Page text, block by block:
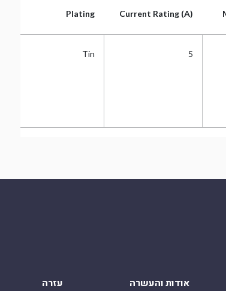
Current Rating (A)
Plating Current Rating (A)
Plating
5
Tin
אודות והעשרה עזרה